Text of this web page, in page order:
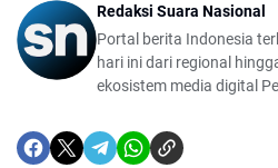
Redaksi Suara Nasional
Portal berita Indonesia
hari ini dari regional
ekosistem media digital